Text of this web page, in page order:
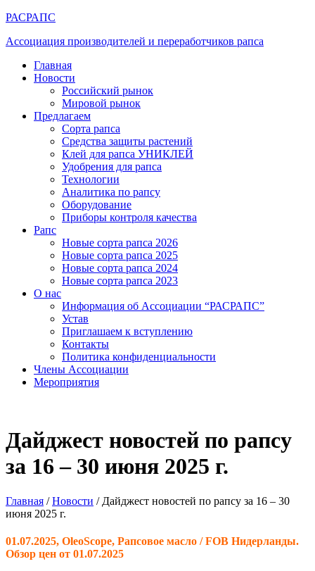
РАСРАПС
Ассоциация производителей и переработчиков рапса
Главная
Новости
Российский рынок
Мировой рынок
Предлагаем
Сорта рапса
Средства защиты растений
Клей для рапса УНИКЛЕЙ
Удобрения для рапса
Технологии
Аналитика по рапсу
Оборудование
Приборы контроля качества
Рапс
Новые сорта рапса 2026
Новые сорта рапса 2025
Новые сорта рапса 2024
Новые сорта рапса 2023
О нас
Информация об Ассоциации “РАСРАПС”
Устав
Приглашаем к вступлению
Контакты
Политика конфиденциальности
Члены Ассоциации
Мероприятия
Дайджест новостей по рапсу
за 16 – 30 июня 2025 г.
Главная /Новости / Дайджест новостей по рапсу за 16 – 30
июня 2025 г.
01.07.2025, OleoScope, Рапсовое масло / FOB Нидерланды.
Обзор цен от 01.07.2025